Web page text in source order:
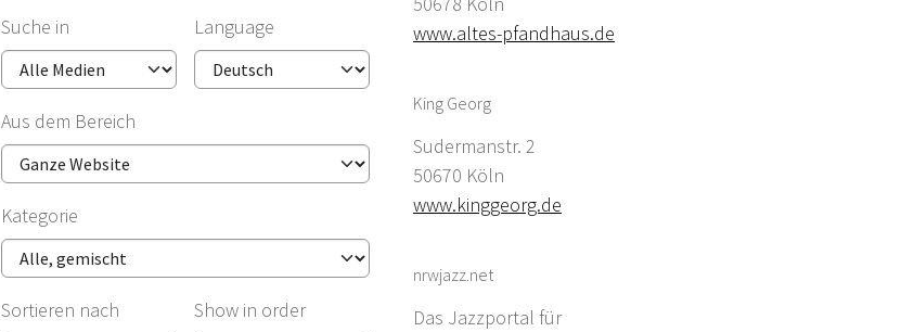
Suche in Language
Aus dem Bereich
Kategorie
Sortieren nach Show in order
www.altes-pfandhaus.de
King Georg
Sudermanstr. 2
50670 Köln
www.kinggeorg.de
nrwjazz.net
Das Jazzportal für